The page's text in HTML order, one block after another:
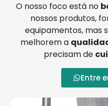
O nosso foco está no
nossos produtos,
equipamentos, mas
melhorem a
precisam de
Entre